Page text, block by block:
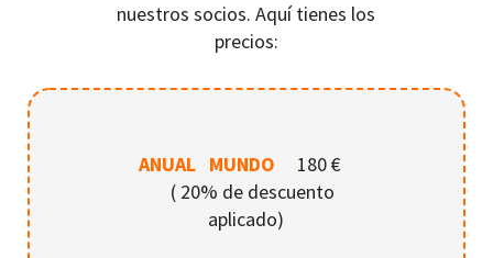
nuestros socios. Aquí tienes los
precios:
ANUAL MUNDO 180 €
( 20% de descuento
aplicado)